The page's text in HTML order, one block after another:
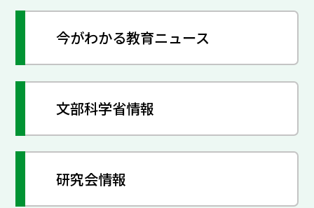
今がわかる教育ニュース
文部科学省情報
研究会情報